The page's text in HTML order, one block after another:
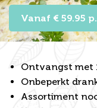
Vanaf € 59.95
Ontvangst met
Onbeperkt
Assortiment